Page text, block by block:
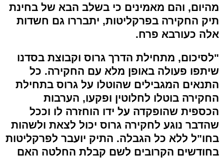
מהיום, והם מאמינים כי בשלב הבא של בחינת
תיק החקירה בפרקליטות, יתבררו גם חשדות
אלה כעורבא פרח.
"לסיכום, מתחילת הדרך גרוס וקבוצת בסדנו
שיתפו פעולה באופן מלא עם החקירה. כל
התנאים המגבילים שהוטלו על גרוס בתחילת
החקירה בוטלו לחלוטין ופקעו, הערבות
הכספית שהופקדה על ידו הוחזרה לו וככל
שהדבר נוגע לחקירה גרוס יכול לצאת ולשהות
בחו"ל ללא כל הגבלה. התיק יועבר לפרקליטות
בחודשים הקרובים לשם קבלת החלטה האם